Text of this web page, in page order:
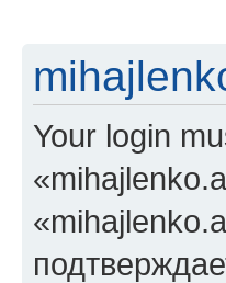
Your login